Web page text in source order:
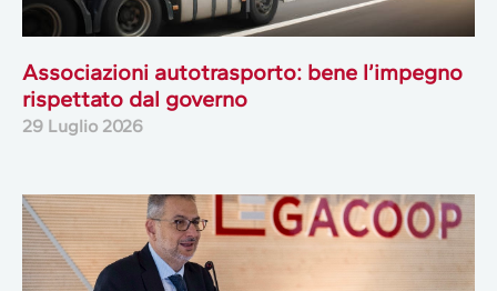
Associazioni autotrasporto: bene l’impegno
rispettato dal governo
29 Luglio 2026